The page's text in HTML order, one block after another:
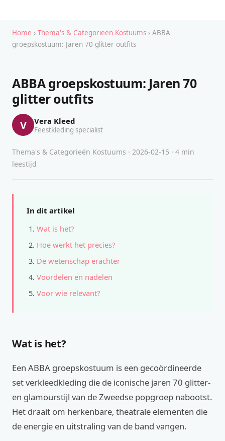
Home › Thema's & Categorieën Kostuums › ABBA
groepskostuum: Jaren 70 glitter outfits
ABBA groepskostuum: Jaren 70
glitter outfits
V Vera Kleed
Feestkleding specialist
Thema's & Categorieën Kostuums · 2026-02-15 · 4 min
leestijd
In dit artikel
Wat is het?
Hoe werkt het precies?
De wetenschap erachter
Voordelen en nadelen
Voor wie relevant?
Wat is het?
Een ABBA groepskostuum is een gecoördineerde
set verkleedkleding die de iconische jaren 70 glitter-
en glamourstijl van de Zweedse popgroep nabootst.
Het draait om herkenbare, theatrale elementen die
de energie en uitstraling van de band vangen.